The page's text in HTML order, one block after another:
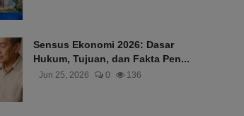
Sensus Ekonomi 2026: Dasar
Hukum, Tujuan, dan Fakta Pen...
Jun 25, 2026 0 136